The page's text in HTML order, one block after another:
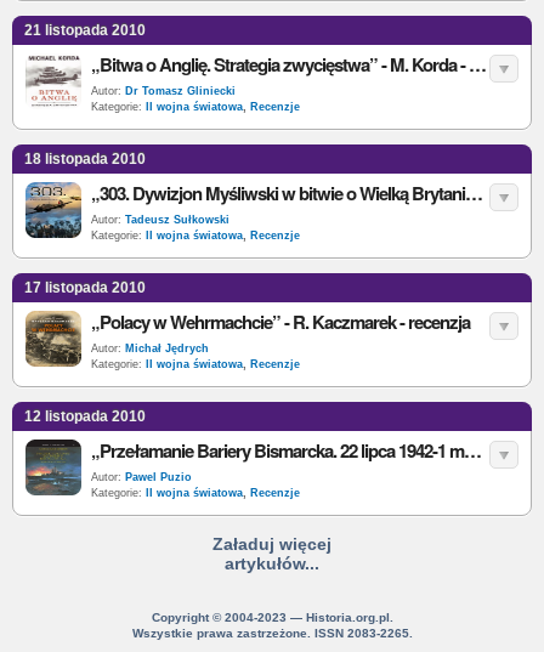
21 listopada 2010
„Bitwa o Anglię. Strategia zwycięstwa” - M. Korda - recenzja
Autor: Dr Tomasz Gliniecki
Kategorie:
II wojna światowa, Recenzje
18 listopada 2010
„303. Dywizjon Myśliwski w bitwie o Wielką Brytanię” - J. Kutzner - recenzja
Autor: Tadeusz Sułkowski
Kategorie:
II wojna światowa, Recenzje
17 listopada 2010
„Polacy w Wehrmachcie” - R. Kaczmarek - recenzja
Autor: Michał Jędrych
Kategorie:
II wojna światowa, Recenzje
12 listopada 2010
„Przełamanie Bariery Bismarcka. 22 lipca 1942-1 maja 1944” - S.E. Morison - recenzja
Autor: Pawel Puzio
Kategorie:
II wojna światowa, Recenzje
Załaduj więcej
artykułów...
Copyright © 2004-2023 — Historia.org.pl.
Wszystkie prawa zastrzeżone. ISSN 2083-2265.